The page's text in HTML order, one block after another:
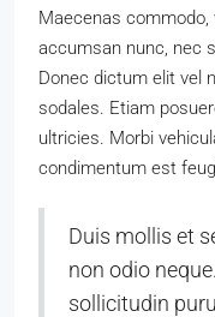
Maecenas
accumsan nunc, nec
Donec dictum elit vel
sodales. Etiam
ultricies. Morbi
condimentum est
Duis mollis et
non odio
sollicitudin